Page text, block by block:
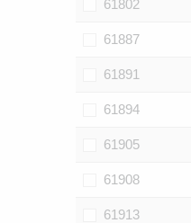
61802
61887
61891
61894
61905
61908
61913